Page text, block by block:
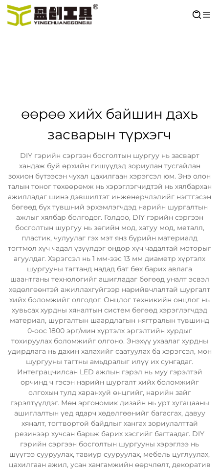
өөрөө хийх байшин дахь
засварын түрхэгч
DIY гэрийн сэргээн босголтын шургуу нь засварт
хандаж буй өрхийн гишүүдэд зориулан тусгайлан
зохион бүтээсэн чухал цахилгаан хэрэгсэл юм. Энэ олон
талын тоног төхөөрөмж нь хэрэглэгчидтэй нь хялбархан
ажилладаг шинэ дэвшилтэт инженерчлэлийг нэгтгэсэн
бөгөөд бүх түвшний эрхэмлэгчдэд нарийн шургалтын
ажлыг хялбар болгодог. Голдоо, DIY гэрийн сэргээн
босголтын шургуу нь зөгийн мод, хатуу мод, металл,
пластик, чулуулаг гэх мэт янз бүрийн материалд
тогтмол хүч чадал үзүүлдэг өндөр хүч чадалтай моторыг
агуулдаг. Хэрэгсэл нь 1 мм-ээс 13 мм диаметр хүртэлх
шургууны тагтанд надад бат бөх барих авлага
шаантганы технологийг ашигладаг бөгөөд уналт эсвэл
хөдөлгөөнтэй ажиллахгүйгээр нарийвчлалтай шургалт
хийх боломжийг олгодог. Онцлог техникийн онцлог нь
хувьсах хурдны хяналтын систем бөгөөд хэрэглэгчдэд
материал, шургалтын шаардлагын нягтралын түвшинд
0-оос 1800 эрг/мин хүртэлх эргэлтийн хурдыг
тохируулах боломжийг олгоно. Энэхүү ухаалаг хурдны
удирдлага нь дахин халахийг саатуулах ба хэрэгсэл, мөн
шургууны тагтны амьдралыг илүү их сунгадаг.
Интеграцчилсан LED ажлын гэрэл нь муу гэрэлтэй
орчинд ч гэсэн нарийн шургалт хийх боломжийг
олгохын тулд харанхуй өнцгийг, нарийн зайг
гэрэлтүүлдэг. Мөн эргономик дизайн нь урт хугацааны
ашиглалтын үед ядарч хөдөлгөөнийг багасгах, давуу
хяналт, тогтвортой байдлыг хангах зориулалттай
резинээр хучсан барьж барих хэсгийг багтаадаг. DIY
гэрийн сэргээн босголтын шургууны хэрэглээ нь
шүүгээ сууруулах, тавиур сууруулах, мебель цуглуулах,
цахилгаан ажил, усан хангамжийн өөрчлөлт, декоратив